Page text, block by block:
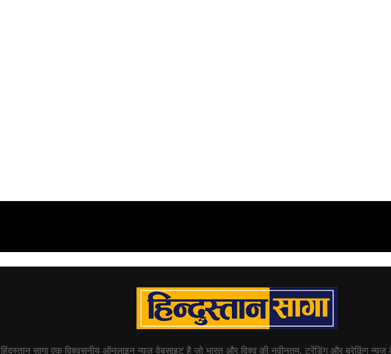
हिंदुस्तान सागा एक विश्वसनीय ऑनलाइन न्यूज़ वेबसाइट है जो भारत और विश्व की नवीनतम, ट्रेंडिंग और ब्रेकिंग